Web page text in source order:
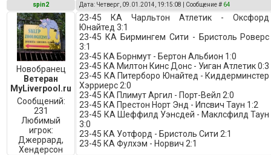
spin2 Дата: Четверг, 09.01.2014, 19:15:08 | Сообщение # 64
Новобранец
Ветеран
MyLiverpool.ru
Сообщений:
231
Любимый
игрок:
Джеррард,
Хендерсон
23-45 КА Чарльтон Атлетик - Оксфорд
Юнайтед 3:1
23-45 КА Бирмингем Сити - Бристоль Роверс
3:1
23-45 КА Борнмут - Бертон Альбион 1:0
23-45 КА Милтон Кинс Донс - Уиган Атлетик 0:3
23-45 КА Питерборо Юнайтед - Киддерминстер
Хэрриерс 2:0
23-45 КА Плимут Аргил - Порт-Вейл 2:0
23-45 КА Престон Норт Энд - Ипсвич Таун 1:2
23-45 КА Шеффилд Уэнсдей - Маклсфилд Таун
3:0
23-45 КА Уотфорд - Бристоль Сити 2:1
23-45 КА Фулхэм - Норвич 2:1